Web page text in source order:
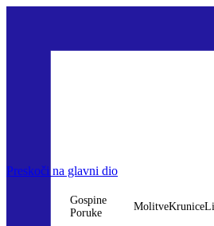
Preskoči na glavni dioGospine Poruke
Krunice
Litanije
Devetnice